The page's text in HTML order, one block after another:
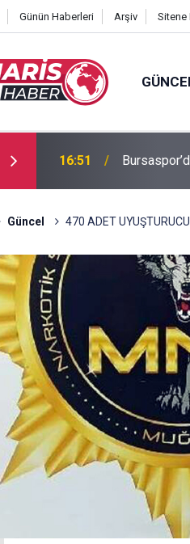
Günün Haberleri Arşiv Sitene
16:51
Güncel 470 ADET